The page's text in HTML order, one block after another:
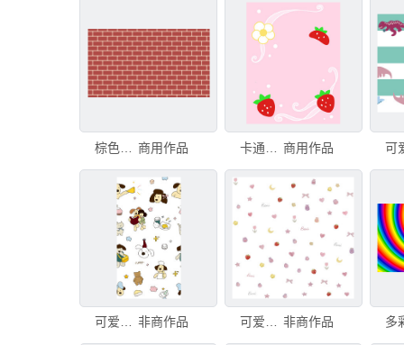
商用作品 商用作品
可爱卡通动物图案背景 非商作品 可爱卡通图案背景 非商作品